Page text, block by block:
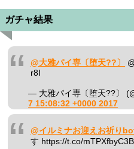
ガチャ結果
@大雅パイ専〔堕天??〕
r8I
— 大雅パイ専〔堕天??〕
7 15:08:32 +0000 2017
@イルミナお迎えお祈り
す https://t.co/mTPXfbyC3B